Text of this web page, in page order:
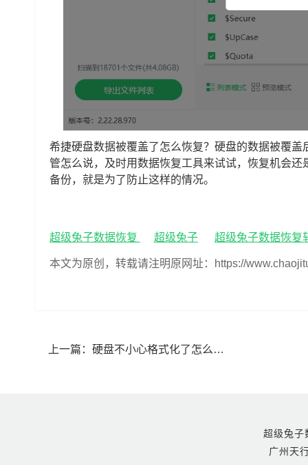
希捷硬盘数据被覆盖了怎么恢复？硬盘的数据被覆
管怎么说，及时用数据恢复工具来试试，恢复机会
备份，就是为了防止这样的情况。
超级兔子数据恢复 超级兔子 超级兔子数据恢复
本文为原创，转载请注明原网址：https://
上一篇： 硬盘不小心格式化了怎么恢复数据(硬盘误格式化后数据恢复方法)
超级兔
广州天